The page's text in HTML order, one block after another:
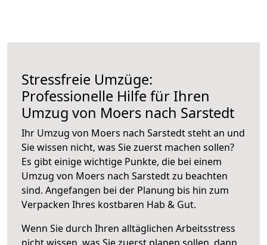
Stressfreie Umzüge:
Professionelle Hilfe für Ihren
Umzug von Moers nach Sarstedt
Ihr Umzug von Moers nach Sarstedt steht an und
Sie wissen nicht, was Sie zuerst machen sollen?
Es gibt einige wichtige Punkte, die bei einem
Umzug von Moers nach Sarstedt zu beachten
sind. Angefangen bei der Planung bis hin zum
Verpacken Ihres kostbaren Hab & Gut.
Wenn Sie durch Ihren alltäglichen Arbeitsstress